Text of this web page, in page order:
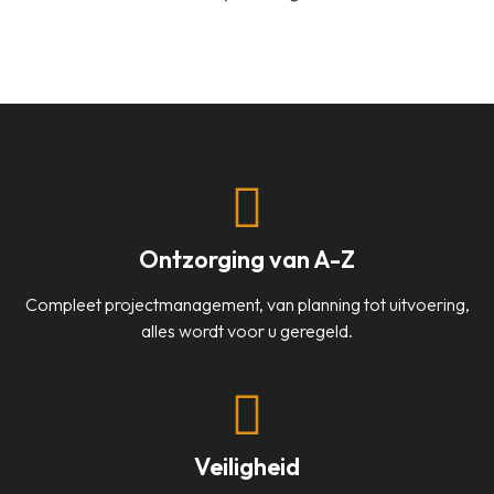
Ontzorging van A-Z
Compleet projectmanagement, van planning tot uitvoering,
alles wordt voor u geregeld.
Veiligheid